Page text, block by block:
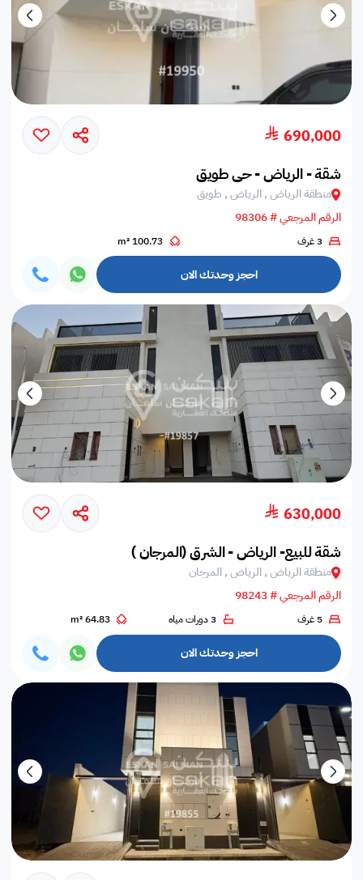
690,000
شقة - الرياض - حي طويق
منطقة الرياض , الرياض , طويق
الرقم المرجعي # 98306
3 غرف 100.73 m²
احجز وحدتك الان
630,000
شقة للبيع- الرياض - الشرق (المرجان )
منطقة الرياض , الرياض , المرجان
الرقم المرجعي # 98243
5 غرف 3 دورات مياه 64.83 m²
احجز وحدتك الان